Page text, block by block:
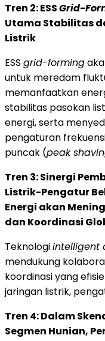
Tren 2: ESSGrid-
Utama Stabilitas
Listrik
ESS grid-forming
untuk meredam
memanfaatkan
stabilitas pasokan
energi, serta
pengaturan
puncak (peak
Tren 3: Sinergi
Listrik-Pengatur
Energi akan
dan Koordinasi
Teknologiintelligent
mendukung
koordinasi yang
jaringan listrik,
Tren 4: Dalam
Segmen Hunian,